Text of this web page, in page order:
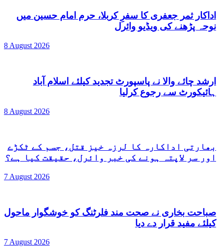
اداکار ثمر جعفری کا سفرِ کربلا، حرم امام حسین میں
نوحہ پڑھنے کی ویڈیو وائرل
8 August 2026
ارشد چائے والا نے پاسپورٹ تجدید کیلئے اسلام آباد
ہائیکورٹ سے رجوع کرلیا
8 August 2026
بھارتی اداکارہ کا لرزہ خیز قتل، جسم کے ٹکڑے
اور سر لاپتہ ہونے کی خبر وائرل، حقیقت کیا ہے؟
7 August 2026
صباحت بخاری نے صحت مند فلرٹنگ کو خوشگوار ماحول
کیلئے مفید قرار دے دیا
7 August 2026